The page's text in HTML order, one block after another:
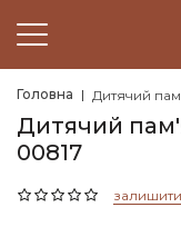
Головна Дитячий
Дитячий
00817
залишити